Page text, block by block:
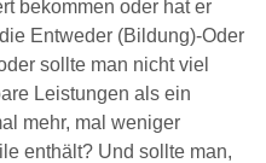
bekommen oder hat er
Entweder (Bildung)-Oder
sollte man nicht viel
Leistungen als ein
mehr, mal weniger
enthält? Und sollte man,